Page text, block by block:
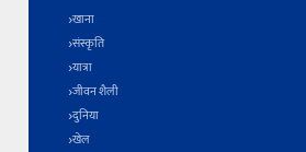
खाना
संस्कृति
यात्रा
जीवन शैली
दुनिया
खेल